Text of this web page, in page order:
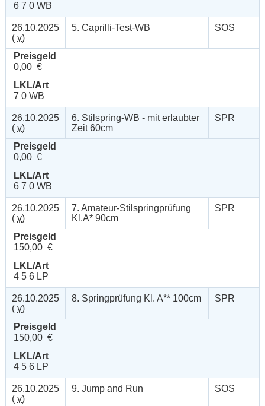
6 7 0 WB
26.10.2025
( v)
5. Caprilli-Test-WB SOS
Preisgeld
0,00 €
LKL/Art
7 0 WB
26.10.2025
( v)
6. Stilspring-WB - mit erlaubter
Zeit 60cm
SPR
Preisgeld
0,00 €
LKL/Art
6 7 0 WB
26.10.2025
( v)
7. Amateur-Stilspringprüfung
Kl.A* 90cm
SPR
Preisgeld
150,00 €
LKL/Art
4 5 6 LP
26.10.2025
( v)
8. Springprüfung Kl. A** 100cm SPR
Preisgeld
150,00 €
LKL/Art
4 5 6 LP
26.10.2025
( v)
9. Jump and Run SOS